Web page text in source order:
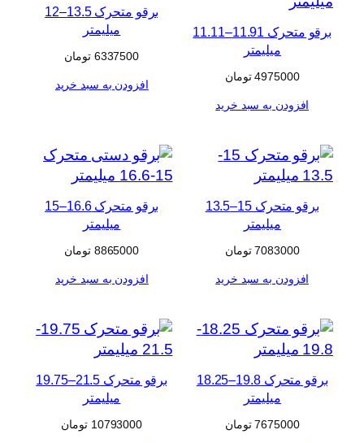
برقو متحرک 11.91–11.11
میلیمتر
4975000 تومان
افزودن به سبد خرید
برقو متحرک 13.5–12
میلیمتر
6337500 تومان
افزودن به سبد خرید
برقو متحرک 15–13.5
میلیمتر
7083000 تومان
افزودن به سبد خرید
برقو متحرک 16.6–15
میلیمتر
8865000 تومان
افزودن به سبد خرید
برقو متحرک 19.8–18.25
میلیمتر
7675000 تومان
برقو متحرک 21.5–19.75
میلیمتر
10793000 تومان